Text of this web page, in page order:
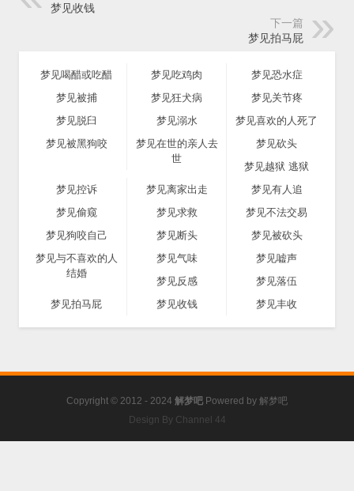
梦见收钱
下一篇
梦见拍马屁
梦见喝醋或吃醋 梦见吃鸡肉
梦见恐水症
梦见被捕
梦见狂犬病
梦见关节疼
梦见脱臼
梦见溺水
梦见喜欢的人死了
梦见被黑狗咬
梦见在世的亲人去
世
梦见砍头
梦见越狱 逃狱
梦见控诉
梦见离家出走
梦见有人追
梦见偷窥
梦见求救
梦见不法交易
梦见狗咬自己
梦见断头
梦见被砍头
梦见与不喜欢的人
结婚
梦见气味
梦见嘘声
梦见反感
梦见落伍
梦见拍马屁
梦见收钱 梦见丰收
Copyright © 2012 - 2024 解梦吧 Powered by 解梦吧
Design By Channel 44